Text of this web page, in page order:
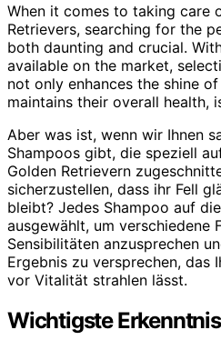
When it comes to taking care
Retrievers, searching for the
both daunting and crucial.
available on the market,
not only enhances the shine
maintains their overall health,
Aber was ist, wenn wir Ihnen
Shampoos gibt, die speziell
Golden Retrievern
sicherzustellen, dass ihr Fell
bleibt? Jedes Shampoo auf
ausgewählt, um verschiedene
Sensibilitäten anzusprechen
Ergebnis zu versprechen, das
vor Vitalität strahlen lässt.
Wichtigste